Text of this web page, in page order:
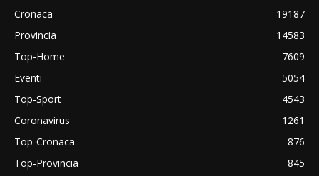
Cronaca
19187
Provincia
14583
Top-Home
7609
Eventi
5054
Top-Sport
4543
Coronavirus
1261
Top-Cronaca
876
Top-Provincia
845